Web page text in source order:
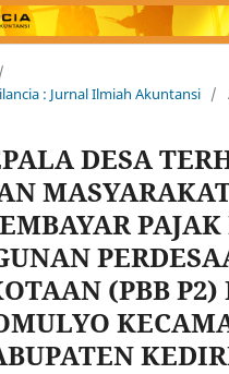
/
: Jurnal Ilmiah Akuntansi /
DESA
(PBB P2)